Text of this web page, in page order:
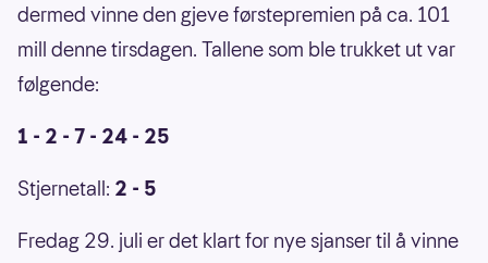
dermed vinne den gjeve førstepremien på ca. 101
mill denne tirsdagen. Tallene som ble trukket ut var
følgende:
1 - 2 - 7 - 24 - 25
Stjernetall: 2 - 5
Fredag 29. juli er det klart for nye sjanser til å vinne